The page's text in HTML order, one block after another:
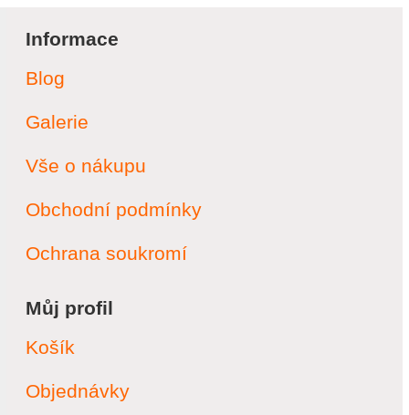
Informace
Blog
Galerie
Vše o nákupu
Obchodní podmínky
Ochrana soukromí
Můj profil
Košík
Objednávky